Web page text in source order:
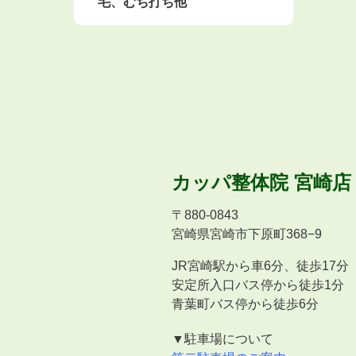
カッパ整体院 宮崎店
〒 880-0843
宮崎県宮崎市下原町368−9
JR宮崎駅から車6分、徒歩17分
安定所入口バス停から徒歩1分
青葉町バス停から徒歩6分
▼駐車場について